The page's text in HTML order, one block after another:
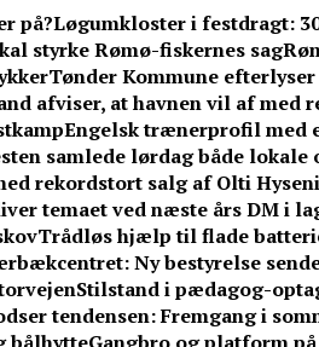
på?Løgumkloster i festdragt:
styrke Rømø-fiskernes sag
Tønder Kommune
afviser, at havnen vil af med
Engelsk trænerprofil
samlede lørdag både lokale
rekordstort salg af Olti
temaet ved næste års DM i
Trådløs hjælp til flade
Ny bestyrelse
Stilstand i pædagog-
tendensen: Fremgang i